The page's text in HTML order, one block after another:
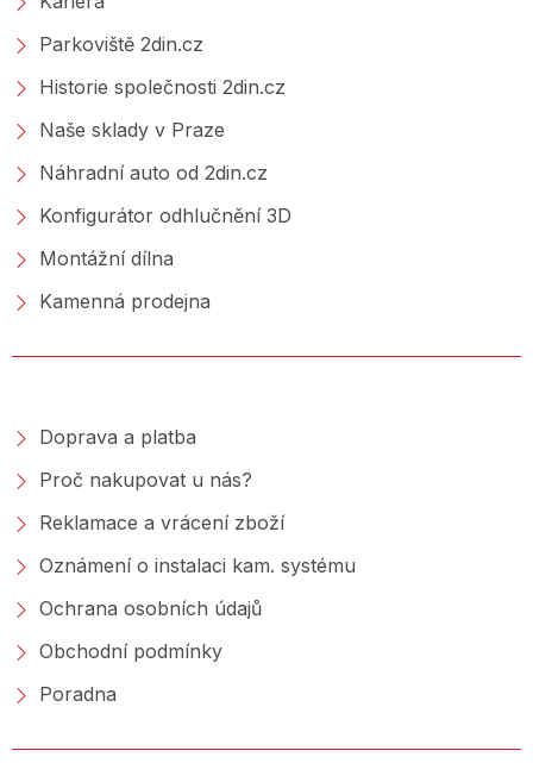
Parkoviště 2din.cz
Historie společnosti 2din.cz
Naše sklady v Praze
Náhradní auto od 2din.cz
Konfigurátor odhlučnění 3D
Montážní dílna
Kamenná prodejna
Doprava a platba
Proč nakupovat u nás?
Reklamace a vrácení zboží
Oznámení o instalaci kam. systému
Ochrana osobních údajů
Obchodní podmínky
Poradna